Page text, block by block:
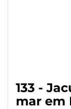
133 -
mar em